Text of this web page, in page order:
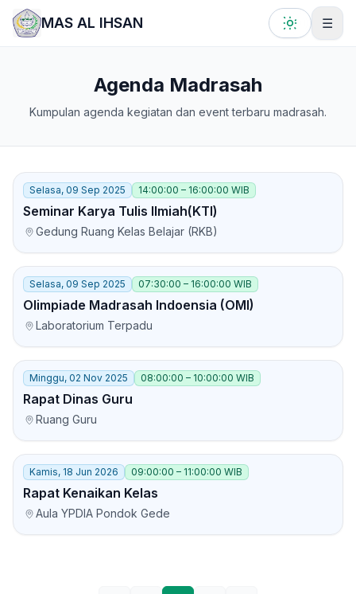
Lewati ke konten utama
MAS AL IHSAN ☰
Agenda Madrasah
Kumpulan agenda kegiatan dan event terbaru madrasah.
Selasa, 09 Sep 2025 14:00:00 – 16:00:00 WIB
Seminar Karya Tulis Ilmiah(KTI)
Gedung Ruang Kelas Belajar (RKB)
Selasa, 09 Sep 2025 07:30:00 – 16:00:00 WIB
Olimpiade Madrasah Indoensia (OMI)
Laboratorium Terpadu
Minggu, 02 Nov 2025 08:00:00 – 10:00:00 WIB
Rapat Dinas Guru
Ruang Guru
Kamis, 18 Jun 2026 09:00:00 – 11:00:00 WIB
Rapat Kenaikan Kelas
Aula YPDIA Pondok Gede